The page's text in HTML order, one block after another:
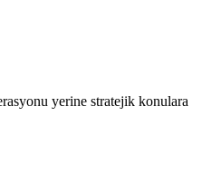
yerine stratejik konulara